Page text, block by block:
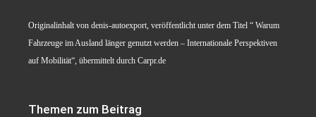
Originalinhalt von denis-autoexport, veröffentlicht unter dem Titel “ Warum
Fahrzeuge im Ausland länger genutzt werden – Internationale Perspektiven
auf Mobilität“, übermittelt durch Carpr.de
Themen zum Beitrag